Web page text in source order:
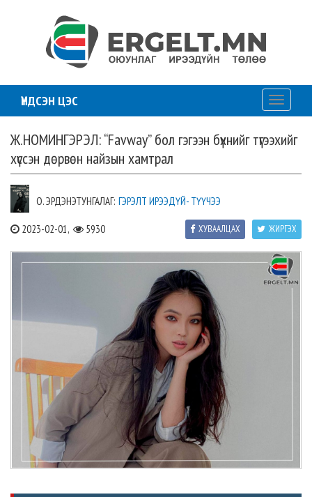
ҮНДСЭН ЦЭС
Toggle
Ж.НОМИНГЭРЭЛ: “Favway” бол гэгээн бүхнийг түгээхийг
хүссэн дөрвөн найзын хамтрал
О. ЭРДЭНЭТУНГАЛАГ: ГЭРЭЛТ ИРЭЭДҮЙ- ТҮҮЧЭЭ
2023-02-01, 5930 ЖИРГЭХ
ХУВААЛЦАХ